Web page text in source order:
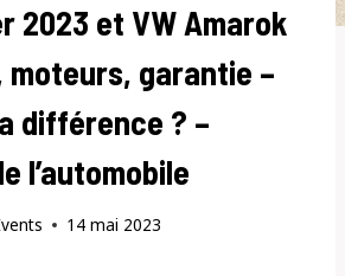
2023 et VW Amarok
moteurs, garantie –
différence ? –
l’automobile
14 mai 2023